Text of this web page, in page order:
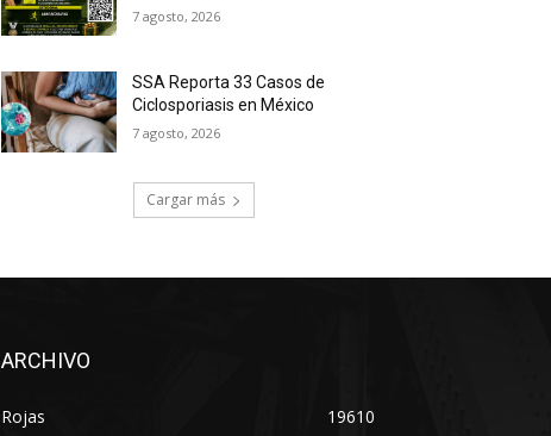
7 agosto, 2026
SSA Reporta 33 Casos de
Ciclosporiasis en México
7 agosto, 2026
Cargar más
ARCHIVO
Rojas
19610